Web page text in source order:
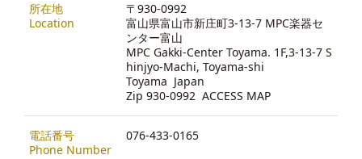
所在地
Location
〒930-0992
富山県富山市新庄町3-13-7 MPC楽器セ
ンター富山
MPC Gakki-Center Toyama. 1F,3-13-7 S
hinjyo-Machi, Toyama-shi
Toyama Japan
Zip 930-0992 ACCESS MAP
電話番号
Phone Number
076-433-0165